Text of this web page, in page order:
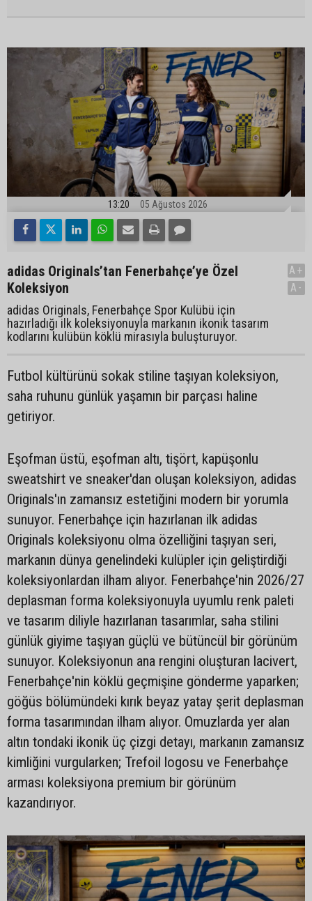
13:20 05 Ağustos 2026
adidas Originals’tan Fenerbahçe’ye Özel
Koleksiyon
adidas Originals, Fenerbahçe Spor Kulübü için
hazırladığı ilk koleksiyonuyla markanın ikonik tasarım
kodlarını kulübün köklü mirasıyla buluşturuyor.
A+
A-
Futbol kültürünü sokak stiline taşıyan koleksiyon,
saha ruhunu günlük yaşamın bir parçası haline
getiriyor.
Eşofman üstü, eşofman altı, tişört, kapüşonlu
sweatshirt ve sneaker'dan oluşan koleksiyon, adidas
Originals'ın zamansız estetiğini modern bir yorumla
sunuyor. Fenerbahçe için hazırlanan ilk adidas
Originals koleksiyonu olma özelliğini taşıyan seri,
markanın dünya genelindeki kulüpler için geliştirdiği
koleksiyonlardan ilham alıyor. Fenerbahçe'nin 2026/27
deplasman forma koleksiyonuyla uyumlu renk paleti
ve tasarım diliyle hazırlanan tasarımlar, saha stilini
günlük giyime taşıyan güçlü ve bütüncül bir görünüm
sunuyor. Koleksiyonun ana rengini oluşturan lacivert,
Fenerbahçe'nin köklü geçmişine gönderme yaparken;
göğüs bölümündeki kırık beyaz yatay şerit deplasman
forma tasarımından ilham alıyor. Omuzlarda yer alan
altın tondaki ikonik üç çizgi detayı, markanın zamansız
kimliğini vurgularken; Trefoil logosu ve Fenerbahçe
arması koleksiyona premium bir görünüm
kazandırıyor.